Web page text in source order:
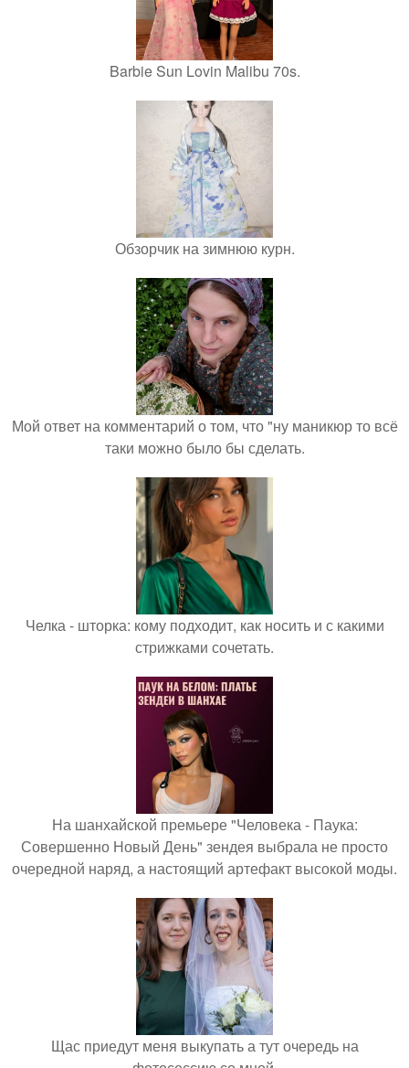
Barbie Sun Lovin Malibu 70s.
Обзорчик на зимнюю курн.
Мой ответ на комментарий о том, что "ну маникюр то всё
таки можно было бы сделать.
Челка - шторка: кому подходит, как носить и с какими
стрижками сочетать.
На шанхайской премьере "Человека - Паука:
Совершенно Новый День" зендея выбрала не просто
очередной наряд, а настоящий артефакт высокой моды.
Щас приедут меня выкупать а тут очередь на